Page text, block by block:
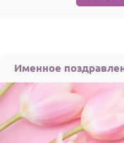
Именное